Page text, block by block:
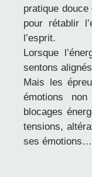
pratique
pour rétablir
l’esprit.
Lorsque
sentons
Mais les
émotions
blocages
tensions,
ses émotions…